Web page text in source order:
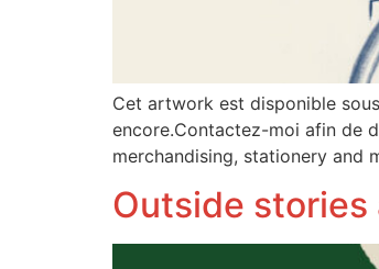
Cet artwork est disponible
encore.Contactez-moi afin de
merchandising, stationery and
Outside